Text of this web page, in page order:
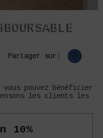
Partager sur:
pouvez bénéficier
les clients les
10%